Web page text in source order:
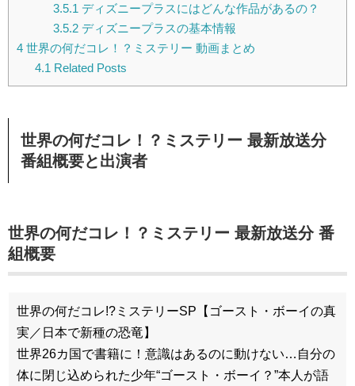
3.5.1 ディズニープラスにはどんな作品があるの？
3.5.2ディズニープラスの基本情報
4 世界の何だコレ！？ミステリー 動画まとめ
4.1 Related Posts
世界の何だコレ！？ミステリー 最新放送分
番組概要と出演者
世界の何だコレ！？ミステリー 最新放送分 番
組概要
世界の何だコレ!?ミステリーSP【ゴースト・ボーイの真
実／日本で新種の恐竜】
世界26カ国で書籍に！意識はあるのに動けない…自分の
体に閉じ込められた少年“ゴースト・ボーイ？”本人が語